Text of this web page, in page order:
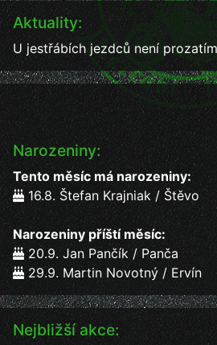
Aktuality:
U jestřábích jezdců není
Narozeniny:
Tento měsíc má narozeniny:
16.8. Štefan Krajniak / Štěvo
Narozeniny příští měsíc:
20.9. Jan Pančík / Panča
29.9. Martin Novotný / Ervín
Nejbližší akce: